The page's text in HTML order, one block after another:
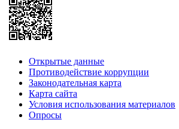
Открытые данные
Противодействие коррупции
Законодательная карта
Карта сайта
Условия использования материалов
Опросы